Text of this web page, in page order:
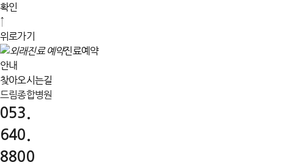
확인
↑
위로가기
진료예약
안내
찾아오시는길
드림종합병원
053.
640.
8800